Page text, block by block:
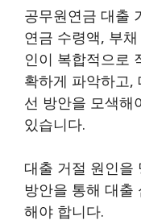
공무원연금 대출
연금 수령액, 부
인이 복합적으로
확하게 파악하고,
선 방안을 모색해
있습니다.
대출 거절 원인을
방안을 통해 대출
해야 합니다.